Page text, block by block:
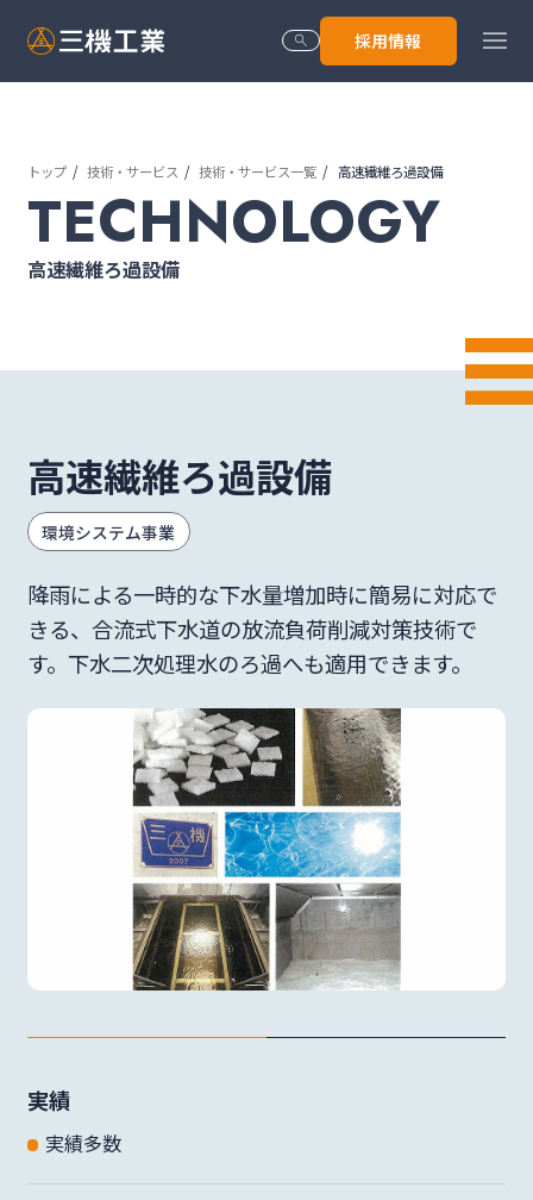
search 採用情報 menu
トップ 技術・サービス 技術・サービス一覧 高速繊維ろ過設備
TECHNOLOGY
高速繊維ろ過設備
高速繊維ろ過設備
環境システム事業
降雨による一時的な下水量増加時に簡易に対応で
きる、合流式下水道の放流負荷削減対策技術で
す。下水二次処理水のろ過へも適用できます。
実績
実績多数
トップ
会社情報
株主･投資家情報
サステナビリティ
統合報告書
お問い合わせ･資料請求
English